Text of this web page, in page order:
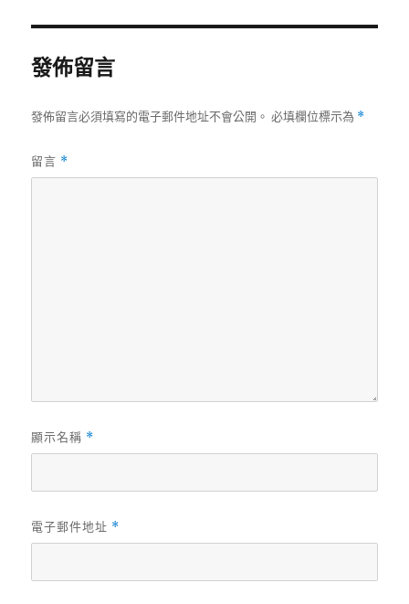
發佈留言
發佈留言必須填寫的電子郵件地址不會公開。 必填欄位標示為 *
留言 *
顯示名稱 *
電子郵件地址 *